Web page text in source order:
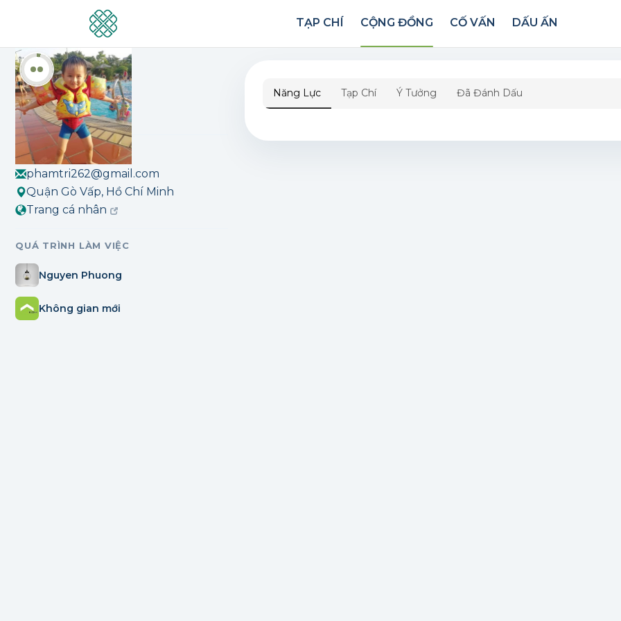
TẠP CHÍ CỘNG ĐỒNG CỐ VẤN DẤU ẤN
Đánh dấu
1lượt đánh dấu
THÔNG TIN LIÊN HỆ
phamtri262@gmail.com
Quận Gò Vấp, Hồ Chí Minh
Trang cá nhân
QUÁ TRÌNH LÀM VIỆC
Nguyen Phuong
Không gian mới
Năng Lực Tạp Chí Ý Tưởng Đã Đánh Dấu